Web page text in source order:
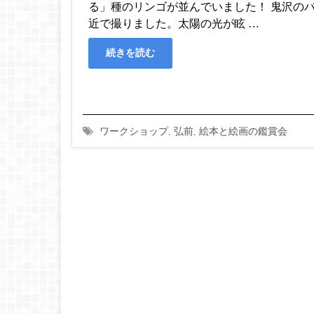
る」種のリンゴが並んでいました！ 鬼沢の
近で撮りました。太陽の光が眩 …
続きを読む
ワークショップ, 弘前, 絵本と絵画の鑑賞会